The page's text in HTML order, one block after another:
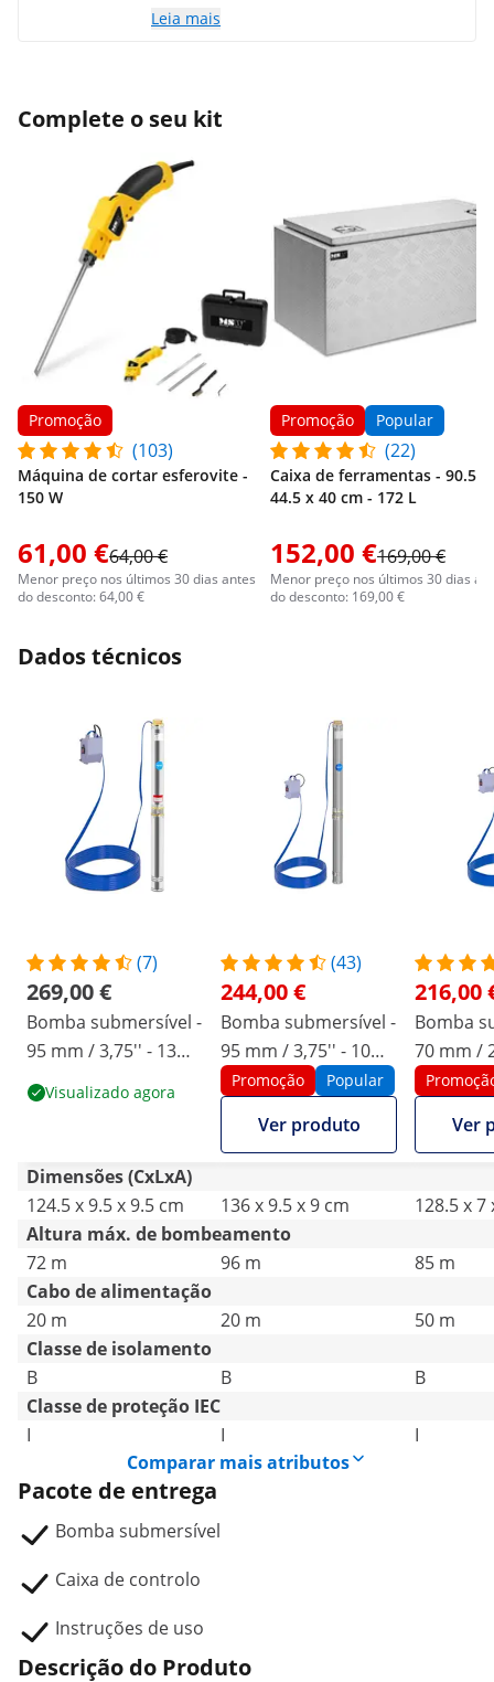
Leia mais
Complete o seu kit
Promoção
(103)
Máquina de cortar esferovite -
150 W
61,00 €64,00 €
Menor preço nos últimos 30 dias antes
do desconto: 64,00 €
Promoção Popular
(22)
Caixa de ferramentas - 90.5 x
44.5 x 40 cm - 172 L
152,00 €169,00 €
Menor preço nos últimos 30 dias
do desconto: 169,00 €
Dados técnicos
(7)
269,00 €
Bomba submersível -
95 mm / 3,75'' - 13
800 l/h - 2200 W -
cabo 20 m / altura de
inoxidável
Visualizado agora
(43)
244,00 €
Bomba submersível -
95 mm / 3,75'' - 10
800 l/h - 2 200 W -
cabo 20 m / altura de
elevação 96 m - aço
Promoção Popular
Ver produto
216,00
Bomba
70 mm /
l/h - 750
m /
Ver
Dimensões (CxLxA)
124.5 x 9.5 x 9.5 cm
136 x 9.5 x 9 cm
128.5 x 7
Altura máx. de bombeamento
72 m
96 m
85 m
Cabo de alimentação
20 m
20 m
50 m
Classe de isolamento
B
B
B
Classe de proteção IEC
I
I
I
Comparar mais atributos
Pacote de entrega
Bomba submersível
Caixa de controlo
Instruções de uso
Descrição do Produto